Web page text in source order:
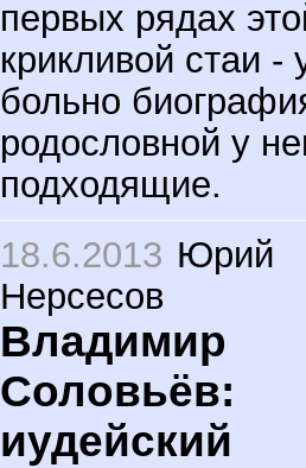
первых рядах
крикливой стаи -
больно
родословной у
подходящие.
18.6.2013 Юрий
Нерсесов
Владимир
Соловьёв:
иудейский